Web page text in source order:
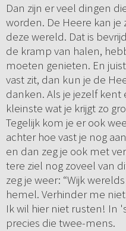
Dan zijn er veel dingen
worden. De Heere kan je
deze wereld. Dat is
de kramp van halen,
moeten genieten. En
vast zit, dan kun je de
danken. Als je jezelf
kleinste wat je krijgt zo
Tegelijk kom je er ook
achter hoe vast je nog
en dan zeg je ook met
tere ziel nog zoveel van
zeg je weer: “Wijk
hemel. Verhinder me
Ik wil hier niet rusten! In
precies die twee-mens.